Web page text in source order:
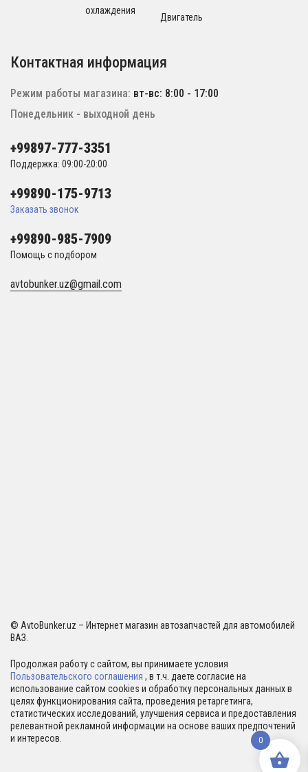
охлаждения
Двигатель
Контактная информация
Режим работы магазина: вт-вс: 8:00 - 17:00
Понедельник - выходной день
+99897-777-3351
Поддержка: 09:00-20:00
+99890-175-9713
Заказать звонок
+99890-985-7909
Помощь с подбором
avtobunker.uz@gmail.com
© AvtoBunker.uz – Интернет магазин автозапчастей для автомобилей
ВАЗ.
Продолжая работу с сайтом, вы принимаете условия
Пользовательского соглашения , в т.ч. даете согласие на
использование сайтом cookies и обработку персональных данных в
целях функционирования сайта, проведения ретаргетинга,
статистических исследований, улучшения сервиса и предоставления
релевантной рекламной информации на основе ваших предпочтений
и интересов.
0